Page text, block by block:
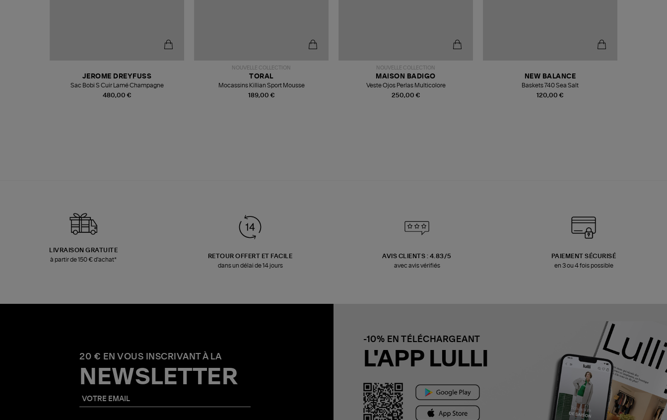
480,00 €
JEROME DREYFUSS
Sac Bobi S Cuir Lamé Champagne
NOUVELLE COLLECTION
189,00 €
TORAL
Mocassins Killian Sport Mousse
NOUVELLE COLLECTION
250,00 €
MAISON BADIGO
Veste Ojos Perlas Multicolore
120,00 €
NEW BALANCE
Baskets 740 Sea Salt
LIVRAISON GRATUITE
à partir de 150 € d'achat*
RETOUR OFFERT ET FACILE
dans un délai de 14 jours
AVIS CLIENTS : 4.83/5
avec avis vérifiés
PAIEMENT SÉCURISÉ
en 3 ou 4 fois possible
20 € EN VOUS INSCRIVANT À LA
NEWSLETTER
-10% EN TÉLÉCHARGEANT
L'APP LULLI